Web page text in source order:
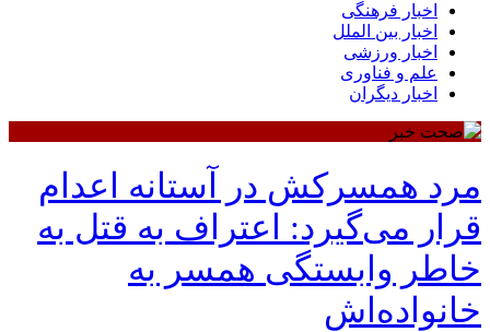
اخبار فرهنگی
اخبار بین الملل
اخبار ورزشی
علم و فناوری
اخبار دیگران
مرد همسرکش در آستانه اعدام
قرار می‌گیرد: اعتراف به قتل به
خاطر وابستگی همسر به
خانواده‌اش